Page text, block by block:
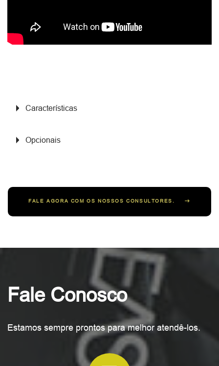
Características
Opcionais
FALE AGORA COM OS NOSSOS CONSULTORES.
Fale Conosco
Estamos sempre prontos para melhor atendê-los.